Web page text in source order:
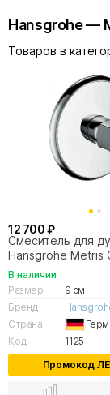
Hansgrohe —
Товаров в
12 700 ₽
Смеситель для
Hansgrohe Metris
31676000 хром
В наличии
Размер
9 см
Бренд
Страна
Код
1125
Промокод